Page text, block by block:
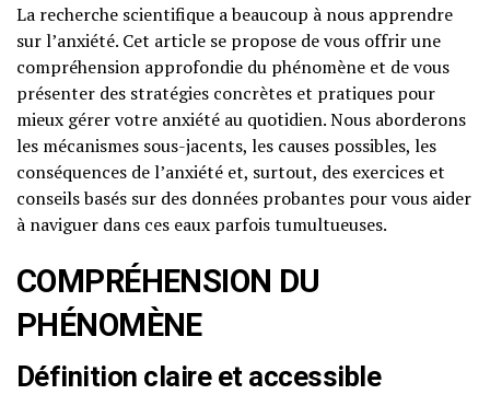
La recherche scientifique a beaucoup à nous apprendre
sur l’anxiété. Cet article se propose de vous offrir une
compréhension approfondie du phénomène et de vous
présenter des stratégies concrètes et pratiques pour
mieux gérer votre anxiété au quotidien. Nous aborderons
les mécanismes sous-jacents, les causes possibles, les
conséquences de l’anxiété et, surtout, des exercices et
conseils basés sur des données probantes pour vous aider
à naviguer dans ces eaux parfois tumultueuses.
COMPRÉHENSION DU
PHÉNOMÈNE
Définition claire et accessible